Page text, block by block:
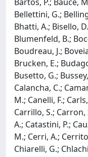
Bellettini, G.;
Bhatti, A.; Bisello,
Blumenfeld, B.;
Boudreau, J.;
Brucken, E.;
Busetto, G.;
Calancha, C.;
M.; Canelli, F.;
Carrillo, S.; Carron,
A.; Catastini, P.;
M.; Cerri, A.;
Chiarelli, G.;